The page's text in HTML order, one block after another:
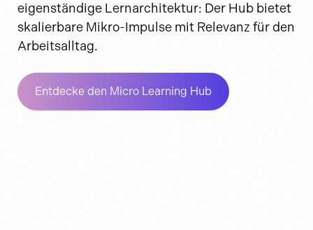
eigenständige Lernarchitektur: Der Hub bietet
skalierbare Mikro-Impulse mit Relevanz für den
Arbeitsalltag.
Entdecke den Micro Learning Hub